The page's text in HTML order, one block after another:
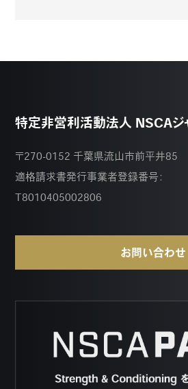
特定非営利活動法人 NSCAジ
〒270-0152 千葉県流山市前平井85
適格請求書発行事業者登録番号：
T8010405002806
お問い合わせ